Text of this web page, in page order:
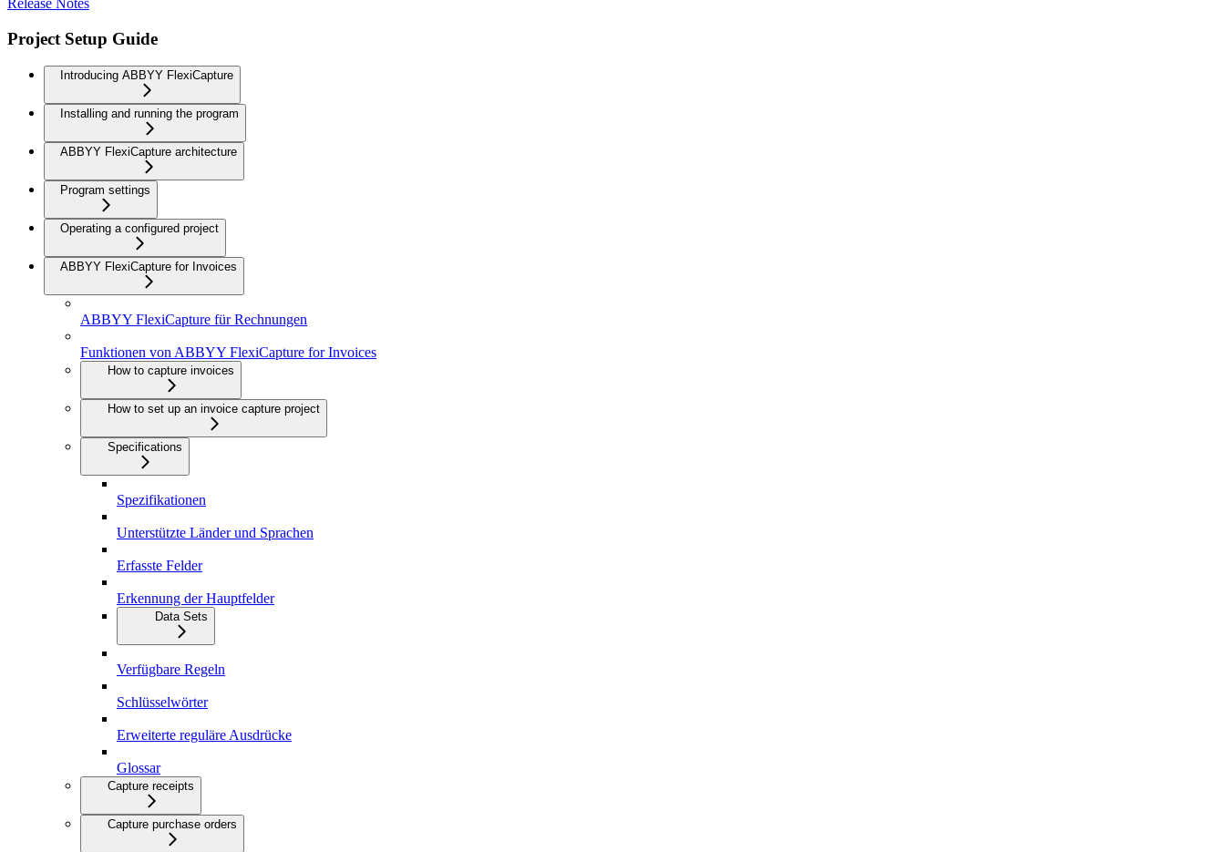
Project Setup Guide
Introducing ABBYY FlexiCapture
Installing and running the program
ABBYY FlexiCapture architecture
Program settings
Operating a configured project
ABBYY FlexiCapture for Invoices
ABBYY FlexiCapture für Rechnungen
Funktionen von ABBYY FlexiCapture for Invoices
How to capture invoices
How to set up an invoice capture project
Specifications
Spezifikationen
Unterstützte Länder und Sprachen
Erfasste Felder
Erkennung der Hauptfelder
Data Sets
Verfügbare Regeln
Schlüsselwörter
Erweiterte reguläre Ausdrücke
Glossar
Capture receipts
Capture purchase orders